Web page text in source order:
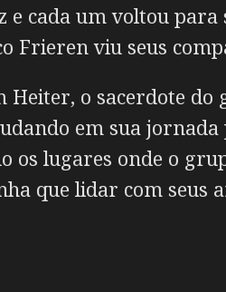
e cada um voltou
Frieren viu seus
Heiter, o sacerdote
em sua
os lugares onde o
que lidar com seus